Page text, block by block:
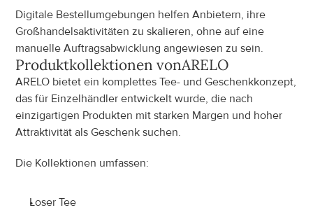
Digitale Bestellumgebungen helfen Anbietern, ihre
Großhandelsaktivitäten zu skalieren, ohne auf eine
manuelle Auftragsabwicklung angewiesen zu sein.
Produktkollektionen vonARELO
ARELO bietet ein komplettes Tee- und Geschenkkonzept,
das für Einzelhändler entwickelt wurde, die nach
einzigartigen Produkten mit starken Margen und hoher
Attraktivität als Geschenk suchen.
Die Kollektionen umfassen:
Loser Tee